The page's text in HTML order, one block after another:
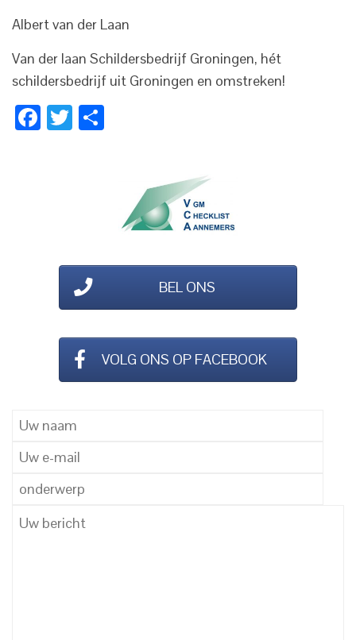
Albert van der Laan
Van der laan Schildersbedrijf Groningen, hét
schildersbedrijf uit Groningen en omstreken!
Facebook
Twitter
BEL ONS
VOLG ONS OP FACEBOOK